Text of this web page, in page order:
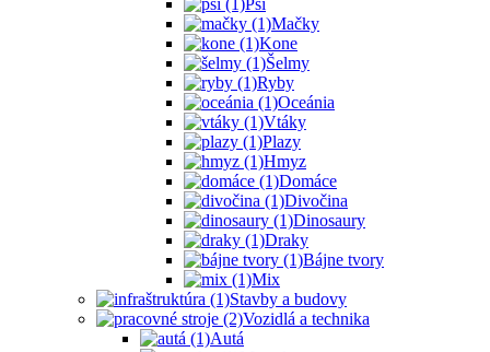
Psi
Mačky
Kone
Šelmy
Ryby
Oceánia
Vtáky
Plazy
Hmyz
Domáce
Divočina
Dinosaury
Draky
Bájne tvory
Mix
Stavby a budovy
Vozidlá a technika
Autá